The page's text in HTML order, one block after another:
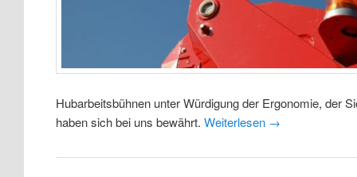
Hubarbeitsbühnen unter Würdigung der Ergonomie, der
haben sich bei uns bewährt. Weiterlesen →